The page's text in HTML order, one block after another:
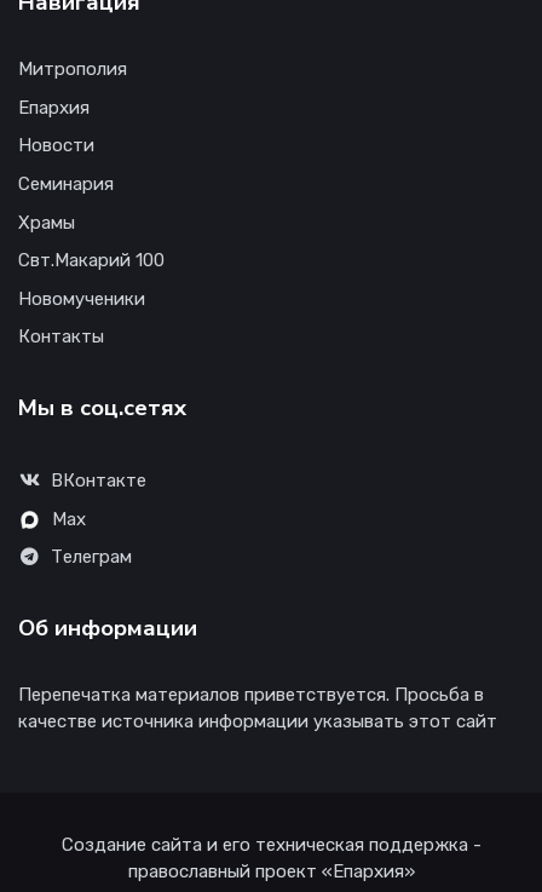
Митрополия
Епархия
Новости
Семинария
Храмы
Свт.Макарий 100
Новомученики
Контакты
Мы в соц.сетях
ВКонтакте
Max
Телеграм
Об информации
Перепечатка материалов приветствуется. Просьба в
качестве источника информации указывать этот сайт
Создание сайта и его техническая поддержка -
православный проект «Епархия»